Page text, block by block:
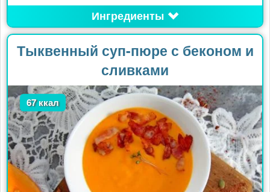
Ингредиенты
Тыквенный суп-пюре с беконом и
сливками
67 ккал